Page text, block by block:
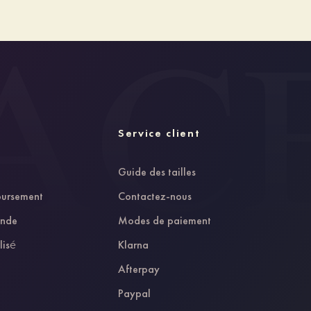
Service client
Guide des tailles
Contactez-nous
Modes de paiement
Klarna
Afterpay
Paypal